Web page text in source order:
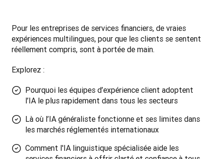
Pour les entreprises de services financiers, de vraies
expériences multilingues, pour que les clients se sentent
réellement compris, sont à portée de main.
Explorez :
Pourquoi les équipes d’expérience client adoptent
l’IA le plus rapidement dans tous les secteurs
Là où l’IA généraliste fonctionne et ses limites dans
les marchés réglementés internationaux
Comment l'IA linguistique spécialisée aide les